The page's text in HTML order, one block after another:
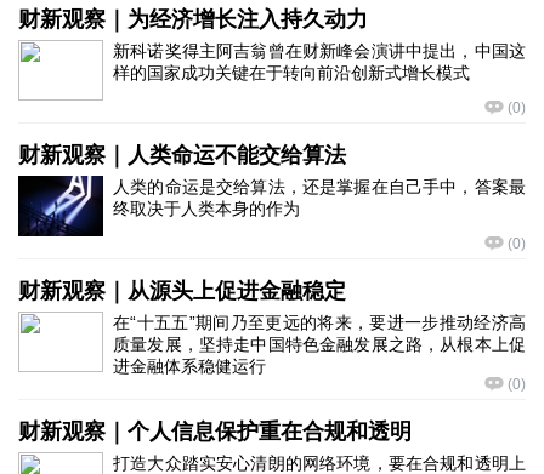
财新观察｜为经济增长注入持久动力
新科诺奖得主阿吉翁曾在财新峰会演讲中提出，中国这
样的国家成功关键在于转向前沿创新式增长模式
(0)
财新观察｜人类命运不能交给算法
人类的命运是交给算法，还是掌握在自己手中，答案最
终取决于人类本身的作为
(0)
财新观察｜从源头上促进金融稳定
在“十五五”期间乃至更远的将来，要进一步推动经济高
质量发展，坚持走中国特色金融发展之路，从根本上促
进金融体系稳健运行
(0)
财新观察｜个人信息保护重在合规和透明
打造大众踏实安心清朗的网络环境，要在合规和透明上